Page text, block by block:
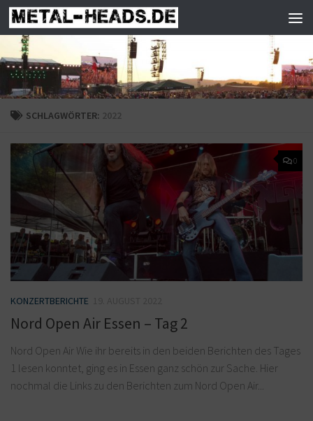
Zum Inhalt springen
SCHLAGWÖRTER: 2022
0
KONZERTBERICHTE
Nord Open Air Essen – Tag 2
Nord Open Air Wie ihr bereits in den beiden Berichten des Tages
1 lesen konntet, ging es in Essen ganz schön zur Sache. Hier
nochmal die Links zu den Berichten zum Nord Open Air...